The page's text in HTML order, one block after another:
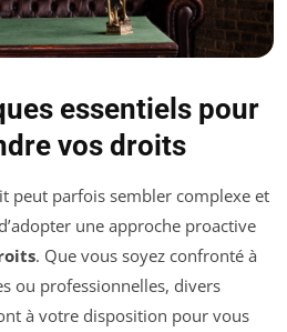
essentiels pour
vos droits
peut parfois sembler complexe et
une approche proactive
. Que vous soyez confronté à
ou professionnelles, divers
à votre disposition pour vous